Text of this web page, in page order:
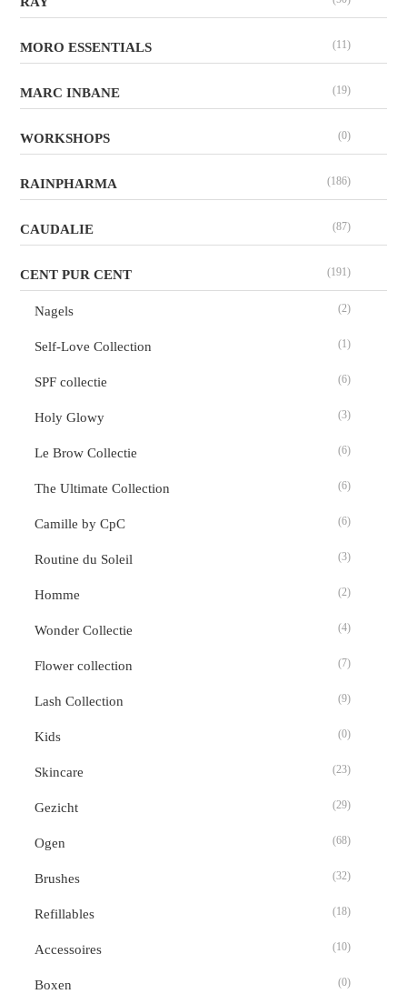
MORO ESSENTIALS (11)
MARC INBANE (19)
WORKSHOPS (0)
RAINPHARMA (186)
CAUDALIE (87)
CENT PUR CENT (191)
Nagels (2)
Self-Love Collection (1)
SPF collectie (6)
Holy Glowy (3)
Le Brow Collectie (6)
The Ultimate Collection (6)
Camille by CpC (6)
Routine du Soleil (3)
Homme (2)
Wonder Collectie (4)
Flower collection (7)
Lash Collection (9)
Kids (0)
Skincare (23)
Gezicht (29)
Ogen (68)
Brushes (32)
Refillables (18)
Accessoires (10)
Boxen (0)